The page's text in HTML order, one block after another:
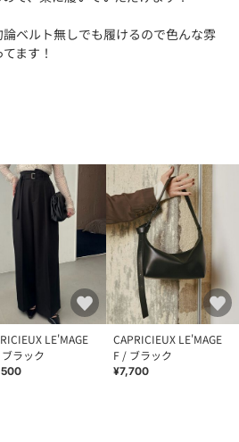
ベルト無しでも履けるので色んな雰
ます！
LE'MAGE
ラック
CAPRICIEUX LE'MAGE
F / ブラック
¥7,700